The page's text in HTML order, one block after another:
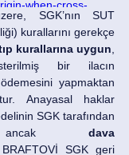
when-cross-
iframe>
SGK’nın SUT
kurallarını gerekçe
kurallarına uygun
bir ilacın
yapmaktan
Anayasal haklar
SGK tarafından
ancak dava
SGK geri